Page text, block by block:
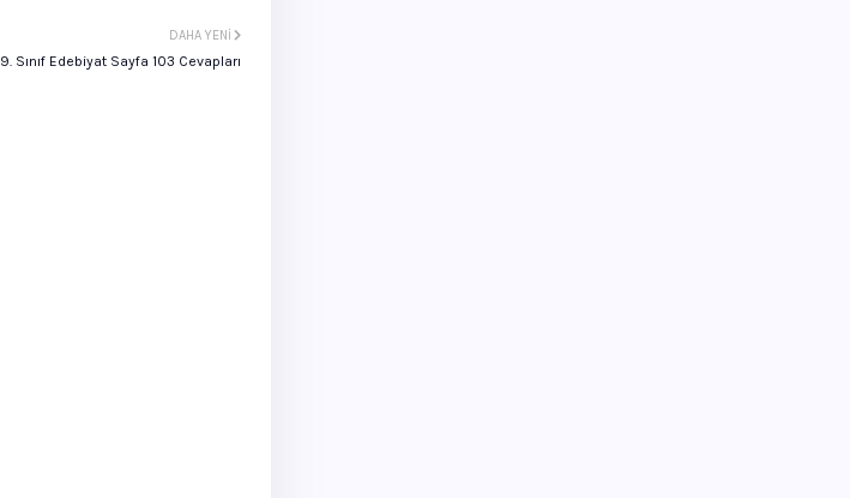
DAHA YENI
9. Sınıf Edebiyat Sayfa 103 Cevapları